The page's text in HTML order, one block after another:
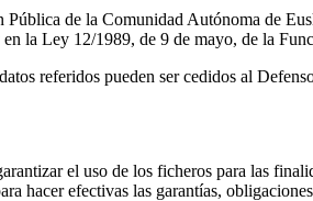
de la Comunidad Autónoma de
la Ley 12/1989, de 9 de mayo, de la
referidos pueden ser cedidos al
el uso de los ficheros para las
hacer efectivas las garantías,